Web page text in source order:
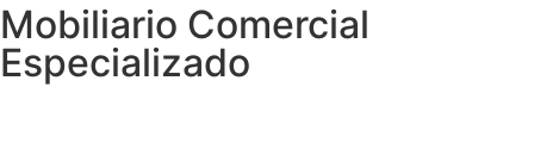
Mobiliario Comercial
Especializado